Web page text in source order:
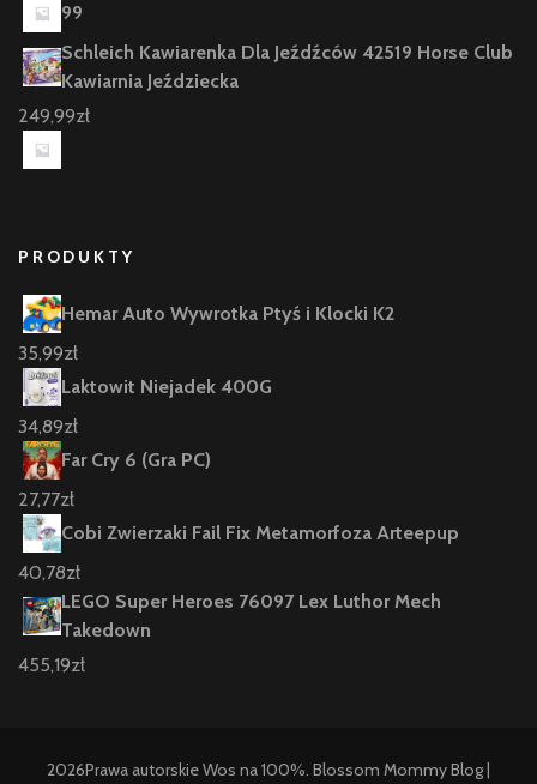
99
Schleich Kawiarenka Dla Jeźdźców 42519 Horse Club
Kawiarnia Jeździecka
249,99zł
PRODUKTY
Hemar Auto Wywrotka Ptyś i Klocki K2
35,99zł
Laktowit Niejadek 400G
34,89zł
Far Cry 6 (Gra PC)
27,77zł
Cobi Zwierzaki Fail Fix Metamorfoza Arteepup
40,78zł
LEGO Super Heroes 76097 Lex Luthor Mech
Takedown
455,19zł
2026Prawa autorskieWos na 100%. Blossom Mommy Blog |